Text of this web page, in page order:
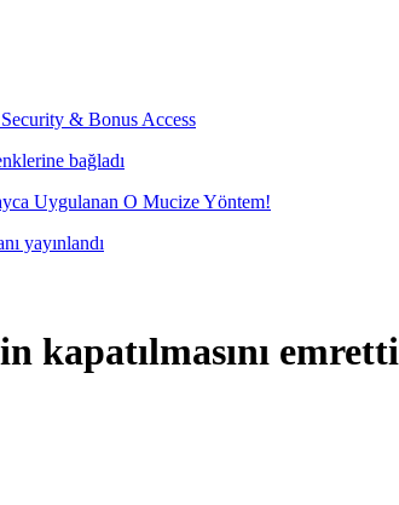
& Bonus Access
bağladı
Uygulanan O Mucize Yöntem!
yayınlandı
kapatılmasını emretti